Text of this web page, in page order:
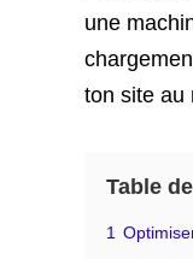
une
ton site au
Table
1